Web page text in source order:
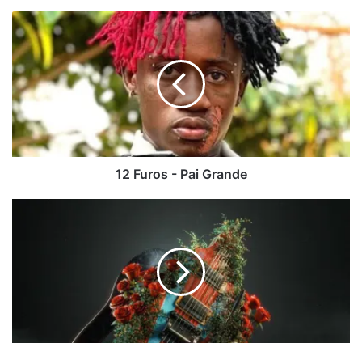
12
Furos
-
Pai
Grande
12 Furos - Pai Grande